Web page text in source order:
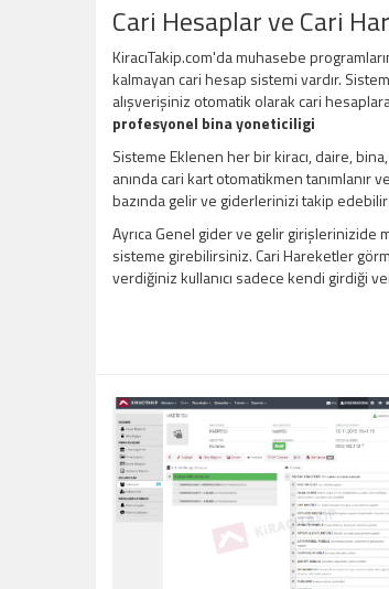
Cari Hesaplar ve Cari
KiracıTakip.com'da muhasebe
kalmayan cari hesap sistemi vardır.
alışverişiniz otomatik olarak cari
profesyonel bina yoneticiligi
Sisteme Eklenen her bir kiracı, daire,
anında cari kart otomatikmen tanımlanır
bazında gelir ve giderlerinizi takip
Ayrıca Genel gider ve gelir girişlerinizide
sisteme girebilirsiniz. Cari Hareketler
verdiğiniz kullanıcı sadece kendi girdiği